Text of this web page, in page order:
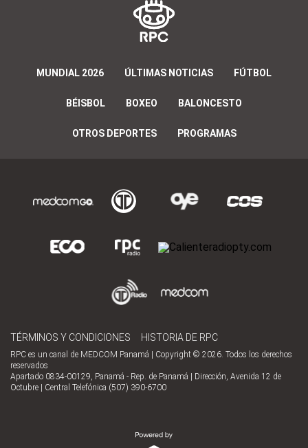
MUNDIAL 2026 ÚLTIMAS NOTICIAS FÚTBOL
BÉISBOL BOXEO BALONCESTO
OTROS DEPORTES PROGRAMAS
TÉRMINOS Y CONDICIONES HISTORIA DE RPC
RPC es un canal de MEDCOM Panamá | Copyright © 2026. Todos los derechos
reservados
Apartado 0834-00129, Panamá - Rep. de Panamá | Dirección, Avenida 12 de
Octubre | Central Telefónica (507) 390-6700